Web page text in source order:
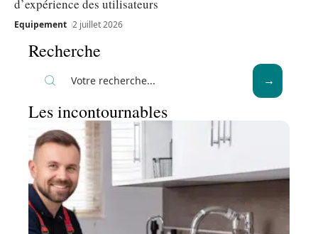
d’expérience des utilisateurs
Equipement 2 juillet 2026
Recherche
Les incontournables